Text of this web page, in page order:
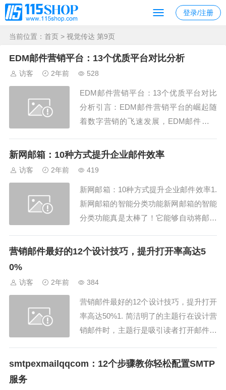
登录/注册
当前位置： 首页 > 视觉传达 第9页
EDM邮件营销平台：13个优质平台对比分析
访客 2年前 528
EDM邮件营销平台：13个优质平台对比
分析引言：EDM邮件营销平台的崛起随
着数字营销的飞速发展，EDM邮件营销
台不仅帮助企业精准触达目标受众，还能
件营销平台，看看它们各自的优势和特
点。Mail...
新网邮箱：10种方式提升企业邮件效率
访客 2年前 419
新网邮箱：10种方式提升企业邮件效率1.
新网邮箱的智能分类功能新网邮箱的智能
分类功能真是太棒了！它能够自动将邮件
升了邮件管理的效率。想象一下，再也不
音！...
营销邮件最好的12个设计技巧，提升打开率高达5
0%
访客 2年前 384
营销邮件最好的12个设计技巧，提升打开
率高达50%1. 简洁明了的主题行在设计营
销邮件时，主题行是吸引读者打开邮件的
行，能够大大提升营销邮件的打开率。记
smtpexmailqqcom：12个步骤教你轻松配置SMTP
服务